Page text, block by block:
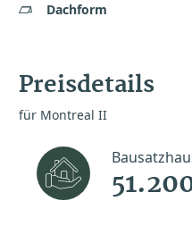
Dachform
Preisdetails
für Montreal II